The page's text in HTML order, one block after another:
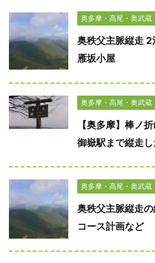
奥多摩・高尾・奥武蔵
奥秩父主脈縦走
雁坂小屋
奥多摩・高尾・奥武蔵
【奥多摩】棒ノ
御嶽駅まで縦走し
奥多摩・高尾・奥武蔵
奥秩父主脈縦走の
コース計画など